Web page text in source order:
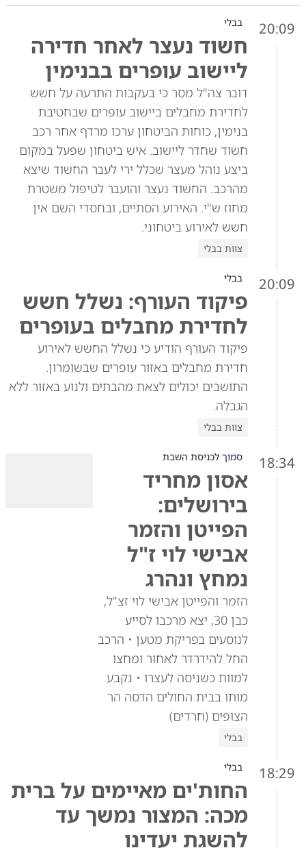
20:09 בבלי
חשוד נעצר לאחר חדירה
ליישוב עופרים בבנימין
דובר צה"ל מסר כי בעקבות התרעה על חשש
לחדירת מחבלים ביישוב עופרים שבחטיבת
בנימין, כוחות הביטחון ערכו מרדף אחר רכב
חשוד שחדר ליישוב. איש ביטחון שפעל במקום
ביצע נוהל מעצר שכלל ירי לעבר החשוד שיצא
מהרכב. החשוד נעצר והועבר לטיפול משטרת
מחוז ש"י. האירוע הסתיים, ובחסדי השם אין
חשש לאירוע ביטחוני.
צוות בבלי
20:09 בבלי
פיקוד העורף: נשלל חשש
לחדירת מחבלים בעופרים
פיקוד העורף הודיע כי נשלל החשש לאירוע
חדירת מחבלים באזור עופרים שבשומרון.
התושבים יכולים לצאת מהבתים ולנוע באזור ללא
הגבלה.
צוות בבלי
18:34 סמוך לכניסת השבת
אסון מחריד
בירושלים:
הפייטן והזמר
אבישי לוי ז"ל
נמחץ ונהרג
הזמר והפייטן אבישי לוי זצ"ל,
כבן 30, יצא מרכבו לסייע
לנוסעים בפריקת מטען • הרכב
החל להידרדר לאחור ומחצו
למוות כשניסה לעצרו • נקבע
מותו בבית החולים הדסה הר
הצופים (חרדים)
בבלי
18:29 בבלי
החות'ים מאיימים על ברית
מכה: המצור נמשך עד
להשגת יעדינו